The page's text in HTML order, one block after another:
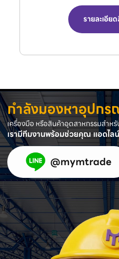
ร
กำลังมองหาอุปก
เครื่องมือ หรือสินค้าอุตสาหกรรมสำห
เรามีทีมงานพร้อมช่วยคุณ แอดไล
@mymtrade